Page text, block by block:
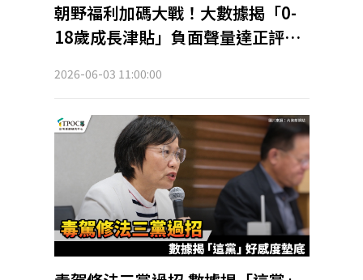
朝野福利加碼大戰！大數據揭「0-
18歲成長津貼」負面聲量達正評4
2026-06-03 11:00:00